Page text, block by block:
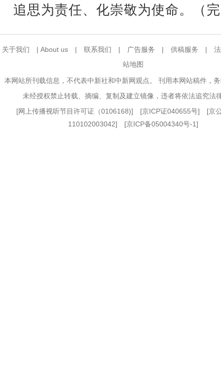
追思为责任、化崇敬为使命。（
关于我们 | About us | 联系我们 | 广告服务 | 供稿服务 |
站地图
本网站所刊载信息，不代表中新社和中新网观点。 刊用本网站稿件，
未经授权禁止转载、摘编、复制及建立镜像，违者将依法追究法
[网上传播视听节目许可证（0106168)] [京ICP证040655号] [京
110102003042] [京ICP备05004340号-1]